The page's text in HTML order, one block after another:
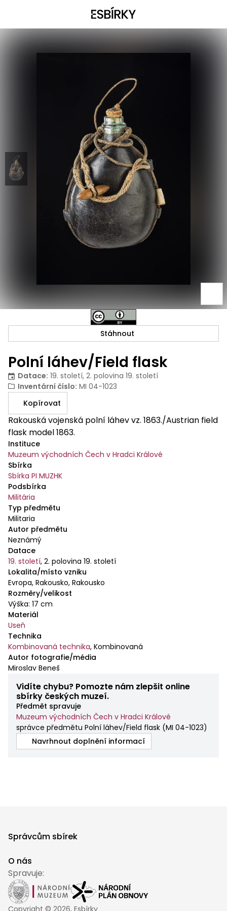
Polní láhev/Field flask
Datace: 19. století, 2. polovina 19. století
Inventární číslo: MI 04-1023
Kopírovat
Rakouská vojenská polní láhev vz. 1863./Austrian field
flask model 1863.
Instituce
Muzeum východních Čech v Hradci Králové
Sbírka
Sbírka PI MUZHK
Podsbírka
Militária
Typ předmětu
Militaria
Autor předmětu
Neznámý
Datace
19. století, 2. polovina 19. století
Lokalita/místo vzniku
Evropa, Rakousko, Rakousko
Rozměry/velikost
Výška: 17 cm
Materiál
Useň
Technika
Kombinovaná technika, Kombinovaná
Autor fotografie/média
Miroslav Beneš
Vidíte chybu? Pomozte nám zlepšit online
sbírky českých muzeí.
Předmět spravuje
Muzeum východních Čech v Hradci Králové
správce předmětu Polní láhev/Field flask (MI 04-1023)
Navrhnout doplnění informací
Stáhnout
Správcům sbírek
O nás
Spravuje: